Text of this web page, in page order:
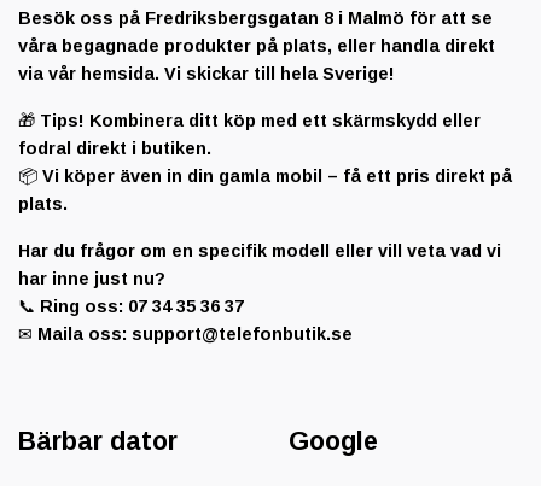
Besök oss på Fredriksbergsgatan 8 i Malmö för att se
våra begagnade produkter på plats, eller handla direkt
via vår hemsida. Vi skickar till hela Sverige!
🎁 Tips! Kombinera ditt köp med ett skärmskydd eller
fodral direkt i butiken.
📦 Vi köper även in din gamla mobil – få ett pris direkt på
plats.
Har du frågor om en specifik modell eller vill veta vad vi
har inne just nu?
📞 Ring oss: 07 34 35 36 37
✉ Maila oss: support@telefonbutik.se
Bärbar dator Google